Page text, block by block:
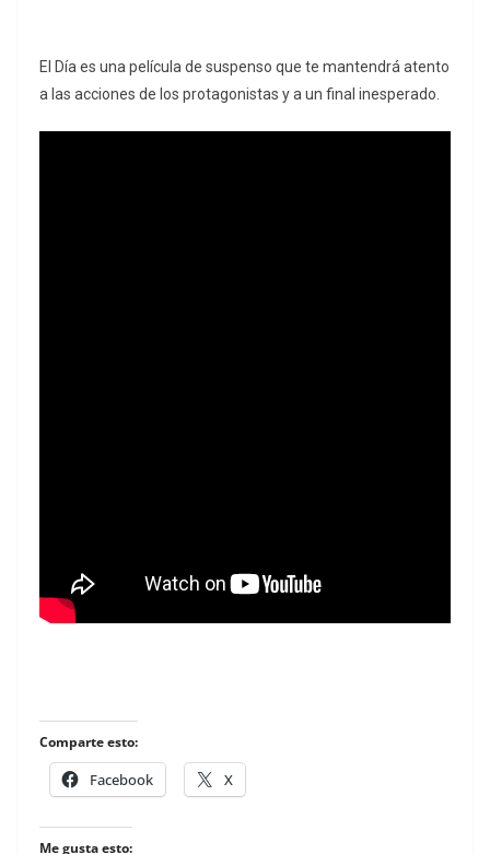
El Día es una película de suspenso que te mantendrá atento
a las acciones de los protagonistas y a un final inesperado.
Comparte esto:
Facebook X
Me gusta esto: